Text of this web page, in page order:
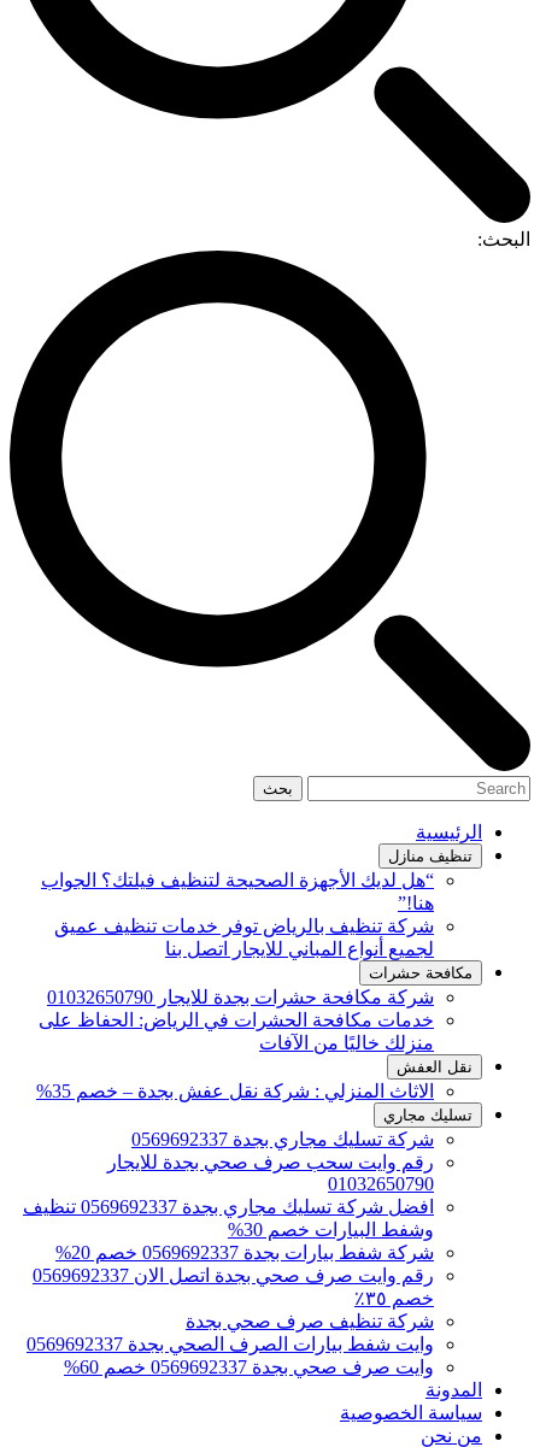
البحث:
بحث
الرئيسية
تنظيف منازل
“هل لديك الأجهزة الصحيحة لتنظيف فيلتك؟ الجواب
هنا!”
شركة تنظيف بالرياض توفر خدمات تنظيف عميق
لجميع أنواع المباني للايجار اتصل بنا
مكافحة حشرات
شركة مكافحة حشرات بجدة للايجار 01032650790
خدمات مكافحة الحشرات في الرياض: الحفاظ على
منزلك خاليًا من الآفات
نقل العفش
الاثاث المنزلي : شركة نقل عفش بجدة – خصم 35%
تسليك مجاري
شركة تسليك مجاري بجدة 0569692337
رقم وايت سحب صرف صحي بجدة للايجار
01032650790
افضل شركة تسليك مجاري بجدة 0569692337 تنظيف
وشفط البيارات خصم 30%
شركة شفط بيارات بجدة 0569692337 خصم 20%
رقم وايت صرف صحي بجدة اتصل الان 0569692337
خصم ٣٥٪
شركة تنظيف صرف صحي بجدة
وايت شفط بيارات الصرف الصحي بجدة 0569692337
وايت صرف صحي بجدة 0569692337 خصم 60%
المدونة
سياسة الخصوصية
من نحن